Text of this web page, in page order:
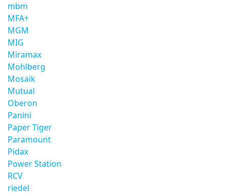
mbm
MFA+
MGM
MIG
Miramax
Mohlberg
Mosaik
Mutual
Oberon
Panini
Paper Tiger
Paramount
Pidax
Power Station
RCV
riedel